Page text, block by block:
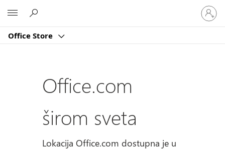
Office Store
Prijavite
se
na
Office.com
širom sveta
Lokacija Office.com dostupna je u